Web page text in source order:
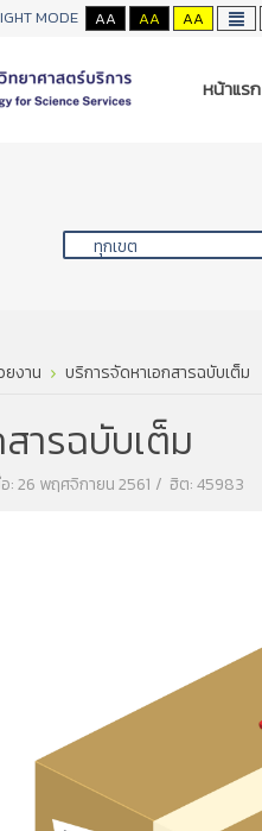
MODE AA AA AA
หน้าแรก
งาน บริการจัดหาเอกสารฉบับเต็ม
ารฉบับเต็ม
: 26 พฤศจิกายน 2561 ฮิต: 45983